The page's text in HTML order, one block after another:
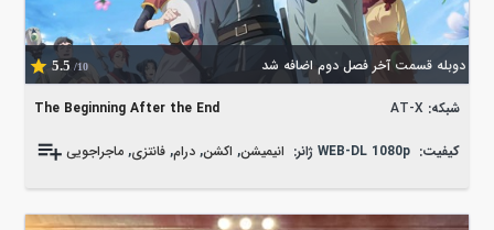
دوبله قسمت آخر فصل دوم اضافه شد 5.5 /10
The Beginning After the End شبکه: AT-X
کیفیت: WEB-DL 1080p ژانر: انیمیشن, اکشن, درام, فانتزی, ماجراجویی